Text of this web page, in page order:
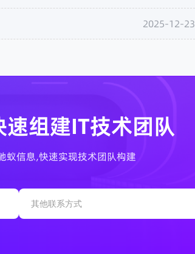
2025-12-23
组建IT技术团队
蚁信息,快速实现技术团队构建